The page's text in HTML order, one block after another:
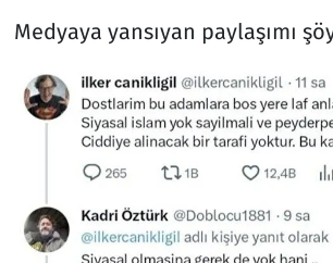
Medyaya yansıyan paylaşımı